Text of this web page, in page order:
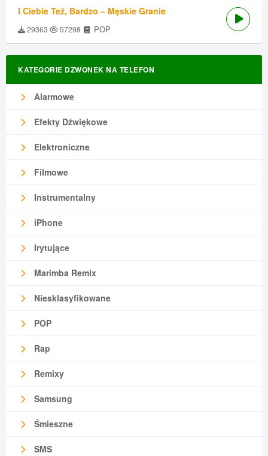
I Ciebie Też, Bardzo – Męskie Granie
29363 57298 POP
KATEGORIE DZWONEK NA TELEFON
Alarmowe
Efekty Dźwiękowe
Elektroniczne
Filmowe
Instrumentalny
iPhone
Irytujące
Marimba Remix
Niesklasyfikowane
POP
Rap
Remixy
Samsung
Śmieszne
SMS